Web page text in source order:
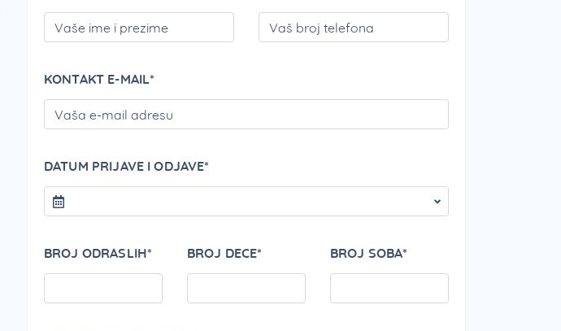
KONTAKT E-MAIL*
DATUM PRIJAVE I ODJAVE*
BROJ ODRASLIH* BROJ DECE* BROJ SOBA*